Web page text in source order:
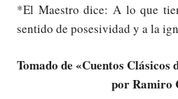
*El Maestro dice: A lo que
sentido de posesividad y a la
Tomado de «Cuentos
por Ramiro